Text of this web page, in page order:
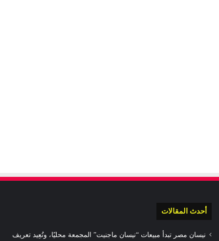
أحدث المقالات
نيسان مصر تبدأ مبيعات “نيسان ماجنيت” المجمعة محليًا، وتُعِيد تعريف